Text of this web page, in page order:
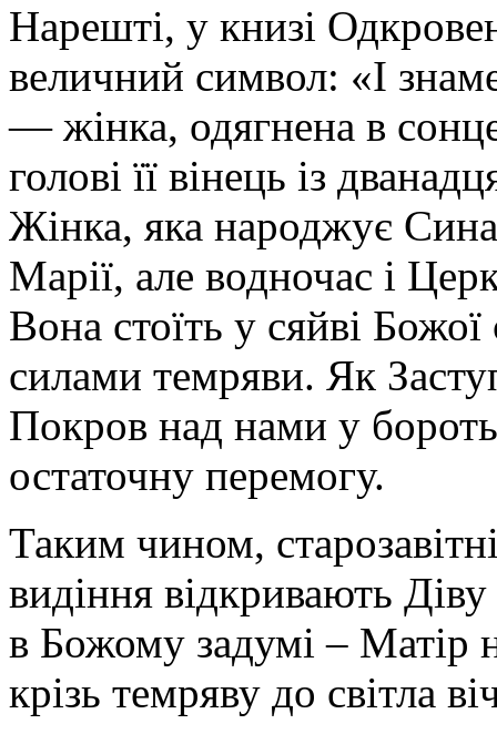
Нарешті, у книзі
величний символ: «І
— жінка, одягнена в
голові її вінець із
Жінка, яка народжує
Марії, але водночас і
Вона стоїть у сяйві
силами темряви. Як
Покров над нами у
остаточну перемогу.
Таким чином,
видіння відкривають
в Божому задумі – Матір
крізь темряву до світла